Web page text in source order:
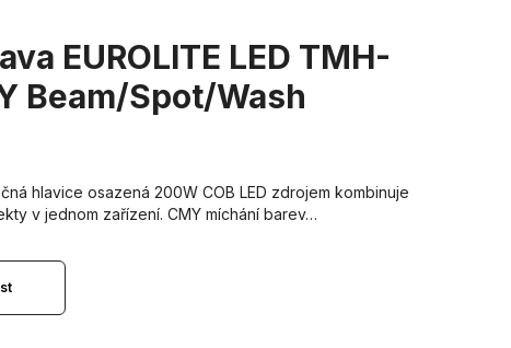
EUROLITE LED TMH-
Beam/Spot/Wash
hlavice osazená 200W COB LED zdrojem kombinuje
v jednom zařízení. CMY míchání barev…